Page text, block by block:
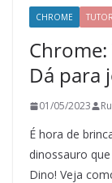
CHROME
Chrome:
Dá para
01/05/2023
É hora de
dinossauro
Dino! Veja